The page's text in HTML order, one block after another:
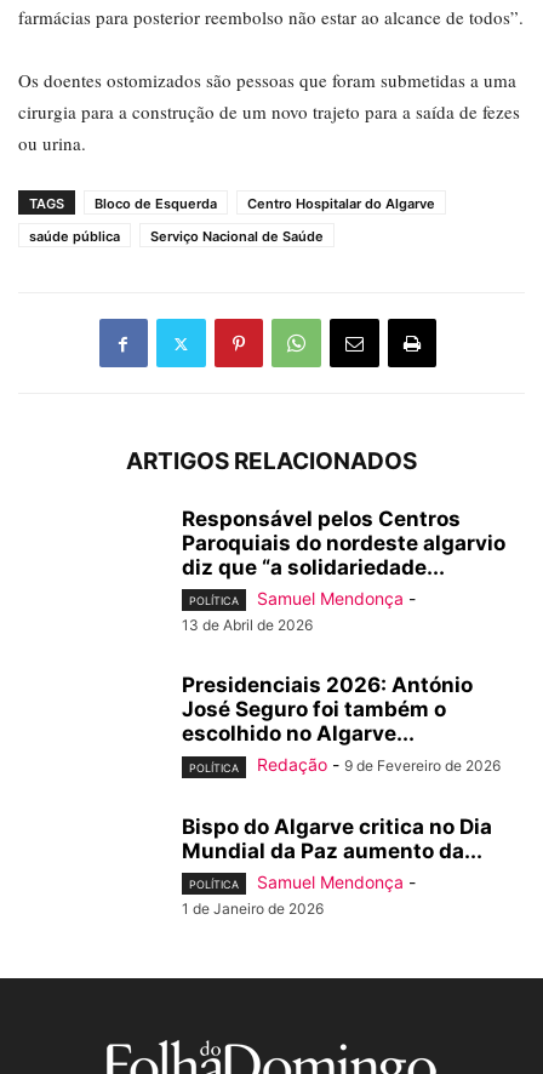
farmácias para posterior reembolso não estar ao alcance de todos”.
Os doentes ostomizados são pessoas que foram submetidas a uma
cirurgia para a construção de um novo trajeto para a saída de fezes
ou urina.
TAGS Bloco de Esquerda
Centro Hospitalar do Algarve
saúde pública
Serviço Nacional de Saúde
ARTIGOS RELACIONADOS
Responsável pelos Centros
Paroquiais do nordeste algarvio
diz que “a solidariedade...
POLÍTICA Samuel Mendonça -
13 de Abril de 2026
Presidenciais 2026: António
José Seguro foi também o
escolhido no Algarve...
POLÍTICA Redação - 9 de Fevereiro de 2026
Bispo do Algarve critica no Dia
Mundial da Paz aumento da...
POLÍTICA Samuel Mendonça -
1 de Janeiro de 2026